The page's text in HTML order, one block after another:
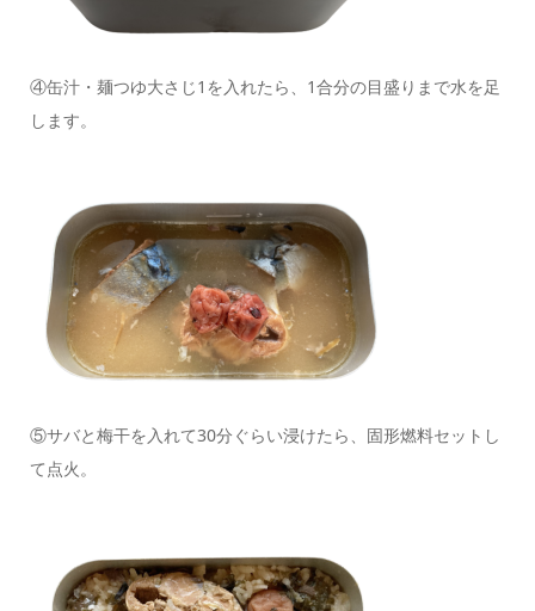
④缶汁・麺つゆ大さじ1を入れたら、1合分の目盛りまで水を足
します。
⑤サバと梅干を入れて30分ぐらい浸けたら、固形燃料セットし
て点火。